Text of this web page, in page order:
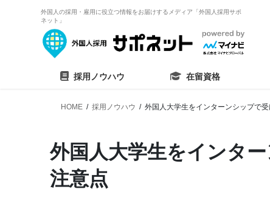
外国人の採用・雇用に役立つ情報をお届けするメディア「外国人採用サポ
ネット」
採用ノウハウ 在留資格
HOME 採用ノウハウ 外国人大学生をインターンシップで
外国人大学生をインタ
注意点